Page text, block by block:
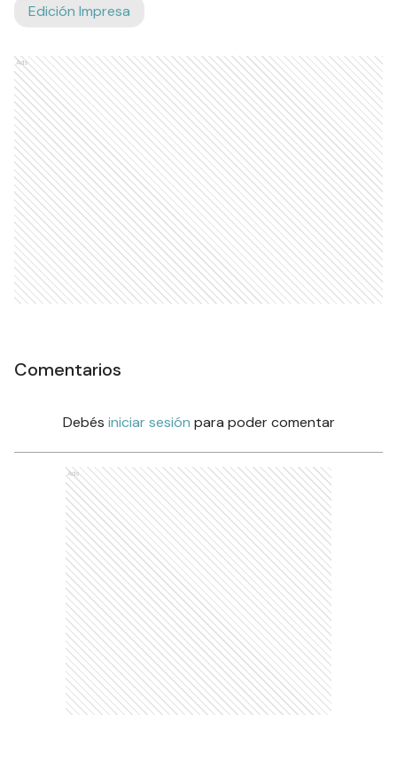
Edición Impresa
Ads
Comentarios
Debés iniciar sesión para poder comentar
Ads